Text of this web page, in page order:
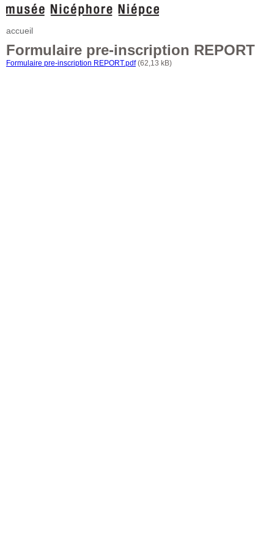
accueil
Formulaire pre-inscription REPORT
Formulaire pre-inscription REPORT.pdf(62,13 kB)